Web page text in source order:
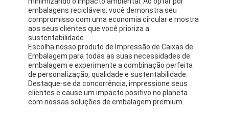
Início
Produtos
Sobre nós
embalagens recicláveis, você demonstra seu
compromisso com uma economia circular e mostra
aos seus clientes que você prioriza a
sustentabilidade.
Escolha nosso produto de Impressão de Caixas de
Embalagem para todas as suas necessidades de
embalagem e experimente a combinação perfeita
de personalização, qualidade e sustentabilidade.
Destaque-se da concorrência, impressione seus
clientes e cause um impacto positivo no planeta
com nossas soluções de embalagem premium.